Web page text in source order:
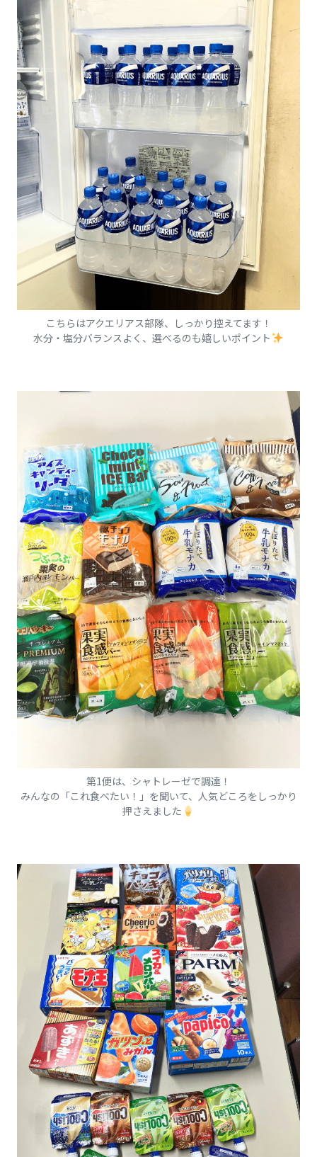
こちらはアクエリアス部隊、しっかり控えてます！
水分・塩分バランスよく、選べるのも嬉しいポイント
第1便は、シャトレーゼで調達！
みんなの「これ食べたい！」を聞いて、人気どころをしっかり
押さえました